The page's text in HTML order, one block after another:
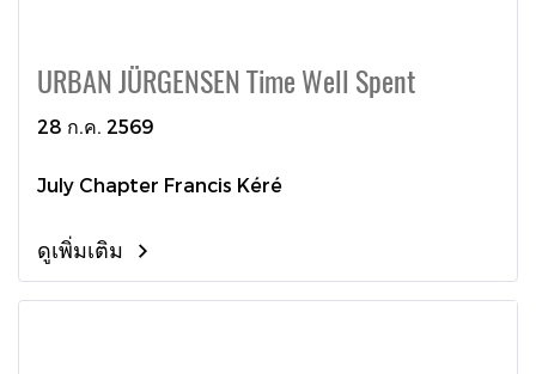
URBAN JÜRGENSEN Time Well Spent
28 ก.ค. 2569
July Chapter Francis Kéré
ดูเพิ่มเติม